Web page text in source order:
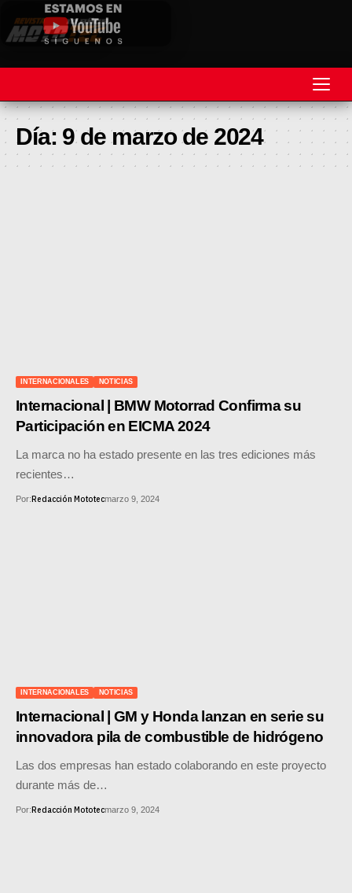
REVISTA
CROSS COUNTRY
MOTOS ACUÁTICAS
NOTICIAS
INTERNACIONALES
MOTOS HERO PERÚ
MOTOS ZONTES PERÚ
MOTOS HAOJUE PERÚ
MOTOS BENELLI PERÚ
Día: 9 de marzo de 2024
INTERNACIONALES NOTICIAS
Internacional | BMW Motorrad Confirma su
Participación en EICMA 2024
La marca no ha estado presente en las tres ediciones más
recientes…
Por:Redacción Mototecmarzo 9, 2024
INTERNACIONALES NOTICIAS
Internacional | GM y Honda lanzan en serie su
innovadora pila de combustible de hidrógeno
Las dos empresas han estado colaborando en este proyecto
durante más de…
Por:Redacción Mototecmarzo 9, 2024